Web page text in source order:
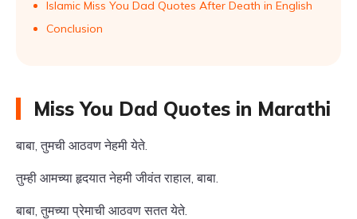
Islamic Miss You Dad Quotes After Death in English
Conclusion
Miss You Dad Quotes in Marathi
बाबा, तुमची आठवण नेहमी येते.
तुम्ही आमच्या हृदयात नेहमी जीवंत राहाल, बाबा.
बाबा, तुमच्या प्रेमाची आठवण सतत येते.